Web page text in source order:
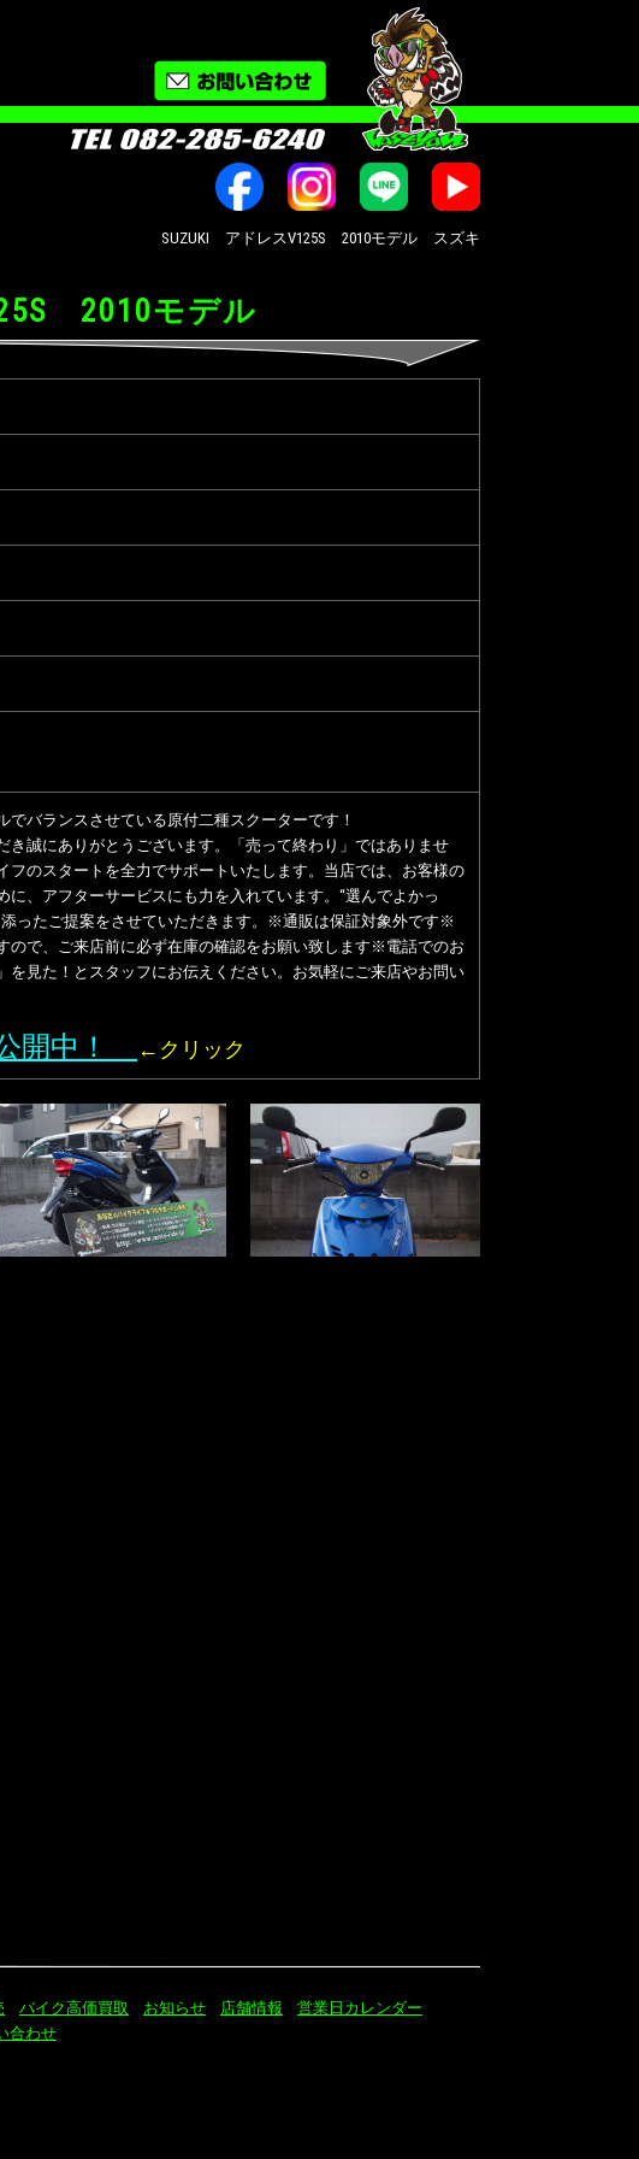
SUZUKI アドレスV125S 2010モデル スズキ オートバイ修理・カス
2010モデル
バランスさせている原付二種スクーターです！
き誠にありがとうございます。「売って終わり」ではありませ
フのスタートを全力でサポートいたします。当店では、お客様の
、アフターサービスにも力を入れています。“選んでよかっ
ったご提案をさせていただきます。※通販は保証対象外です※
ので、ご来店前に必ず在庫の確認をお願い致します※電話でのお
を見た！とスタッフにお伝えください。お気軽にご来店やお問い
開中！ ←クリック
バイク高価買取 お知らせ 店舗情報
営業日カレンダー
合わせ